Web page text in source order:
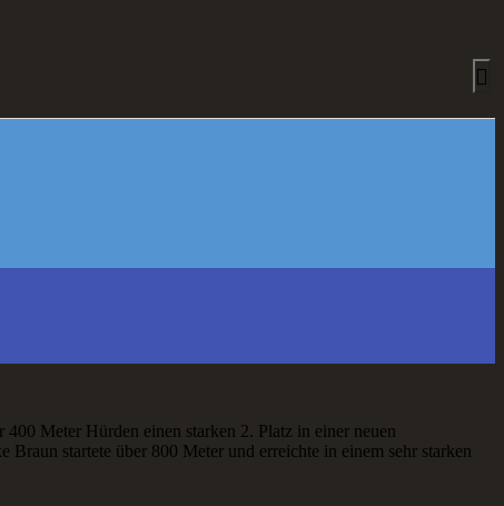
Meter Hürden einen starken 2. Platz in einer neuen
startete über 800 Meter und erreichte in einem sehr starken